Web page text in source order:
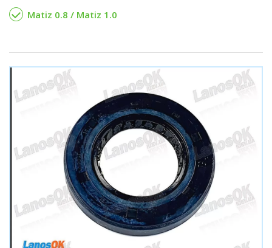
Matiz 0.8 / Matiz 1.0